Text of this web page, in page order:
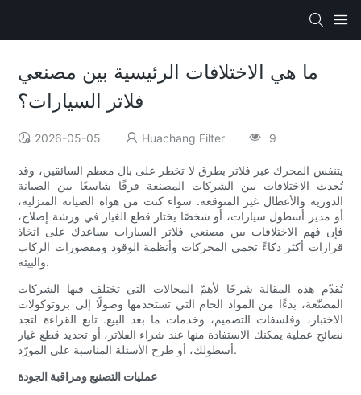
ما هي الاختلافات الرئيسية بين مصنعي
فلاتر السيارات؟
2026-05-05 Huachang Filter 9
يتنفس المحرك عبر فلاتر بطرق لا تخطر على بال معظم السائقين، وقد
تُحدث الاختلافات بين الشركات المصنعة فرقًا شاسعًا بين الصيانة
الدورية والأعطال غير المتوقعة. سواء كنت من هواة الصيانة المنزلية،
أو مدير أسطول سيارات، أو شخصًا يختار قطع الغيار في ورشة إصلاح،
فإن فهم الاختلافات بين مصنعي فلاتر السيارات يساعدك على اتخاذ
قرارات أكثر ذكاءً تحمي المحركات وأنظمة الوقود ومقصورات الركاب
والبيئة.
تُقدّم هذه المقالة شرحًا لأهمّ المجالات التي تختلف فيها الشركات
المصنّعة، بدءًا من المواد الخام التي تستخدمها وصولًا إلى بروتوكولات
الاختبار، وفلسفات التصميم، وخدمات ما بعد البيع. تابع القراءة لتجد
نصائح عملية يمكنك الاستفادة منها عند شراء الفلاتر، أو تحديد قطع غيار
أسطولك، أو طرح الأسئلة المناسبة على المورّد.
عمليات التصنيع ومراقبة الجودة